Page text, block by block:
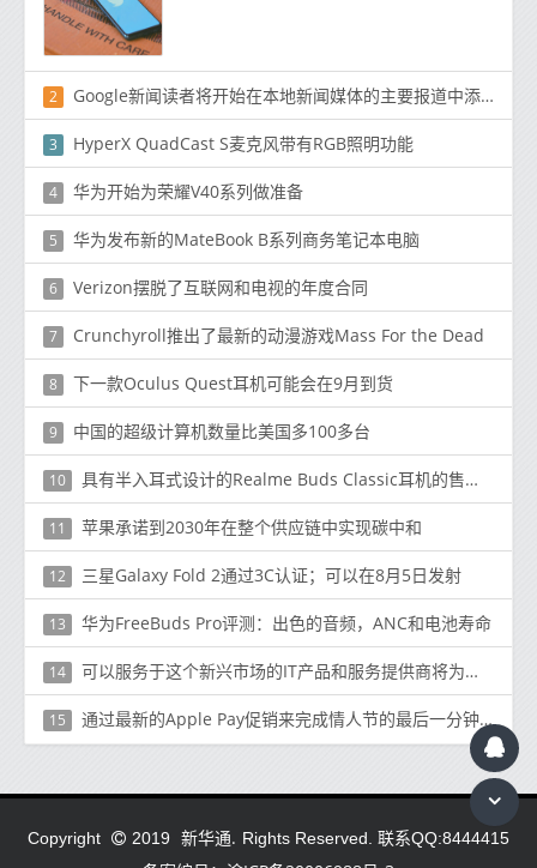
2 Google新闻读者将开始在本地新闻媒体的主要报道中添加本地新闻标签
3 HyperX QuadCast S麦克风带有RGB照明功能
4 华为开始为荣耀V40系列做准备
5 华为发布新的MateBook B系列商务笔记本电脑
6 Verizon摆脱了互联网和电视的年度合同
7 Crunchyroll推出了最新的动漫游戏Mass For the Dead
8 下一款Oculus Quest耳机可能会在9月到货
9 中国的超级计算机数量比美国多100多台
10 具有半入耳式设计的Realme Buds Classic耳机的售价为Rs。399（〜$ 5）
11 苹果承诺到2030年在整个供应链中实现碳中和
12 三星Galaxy Fold 2通过3C认证；可以在8月5日发射
13 华为FreeBuds Pro评测：出色的音频，ANC和电池寿命
14 可以服务于这个新兴市场的IT产品和服务提供商将为成功取得成功做好准备
15 通过最新的Apple Pay促销来完成情人节的最后一分钟购物
Copyright 2019 新华通. Rights Reserved. 联系QQ:8444415